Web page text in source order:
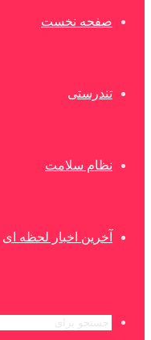
صفحه نخست
تندرستی
نظام سلامت
آخرین اخبار لحظه ای